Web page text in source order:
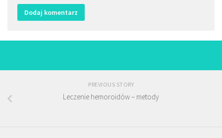
PREVIOUS STORY
Leczenie hemoroidów – metody